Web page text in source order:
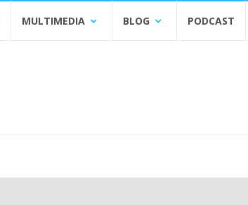
MULTIMEDIA BLOG PODCAST